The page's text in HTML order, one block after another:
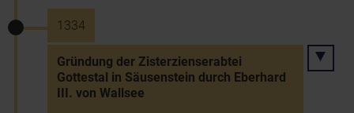
1334
Gründung der Zisterzienserabtei
Gottestal in Säusenstein durch Eberhard
III. von Wallsee